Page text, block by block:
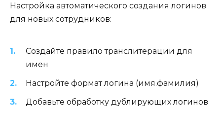
Настройка автоматического создания логинов
для новых сотрудников:
Создайте правило транслитерации для
имен
Настройте формат логина (имя.фамилия)
Добавьте обработку дублирующих логинов